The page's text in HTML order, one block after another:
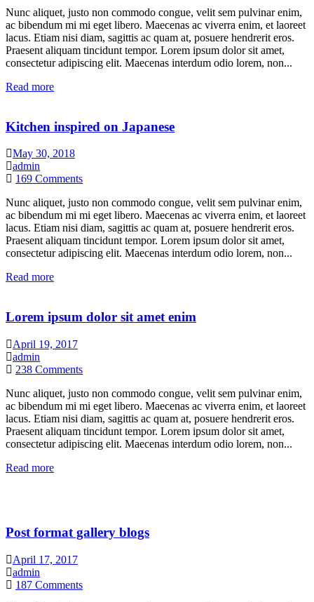
Nunc aliquet, justo non commodo congue, velit sem pulvinar enim,
ac bibendum mi mi eget libero. Maecenas ac viverra enim, et laoreet
lacus. Etiam nisi diam, sagittis ac quam at, posuere hendrerit eros.
Praesent aliquam tincidunt tempor. Lorem ipsum dolor sit amet,
consectetur adipiscing elit. Maecenas interdum odio lorem, non...
Read more
Kitchen inspired on Japanese
May 30, 2018
admin
169 Comments
Nunc aliquet, justo non commodo congue, velit sem pulvinar enim,
ac bibendum mi mi eget libero. Maecenas ac viverra enim, et laoreet
lacus. Etiam nisi diam, sagittis ac quam at, posuere hendrerit eros.
Praesent aliquam tincidunt tempor. Lorem ipsum dolor sit amet,
consectetur adipiscing elit. Maecenas interdum odio lorem, non...
Read more
Lorem ipsum dolor sit amet enim
April 19, 2017
admin
238 Comments
Nunc aliquet, justo non commodo congue, velit sem pulvinar enim,
ac bibendum mi mi eget libero. Maecenas ac viverra enim, et laoreet
lacus. Etiam nisi diam, sagittis ac quam at, posuere hendrerit eros.
Praesent aliquam tincidunt tempor. Lorem ipsum dolor sit amet,
consectetur adipiscing elit. Maecenas interdum odio lorem, non...
Read more
Post format gallery blogs
April 17, 2017
admin
187 Comments